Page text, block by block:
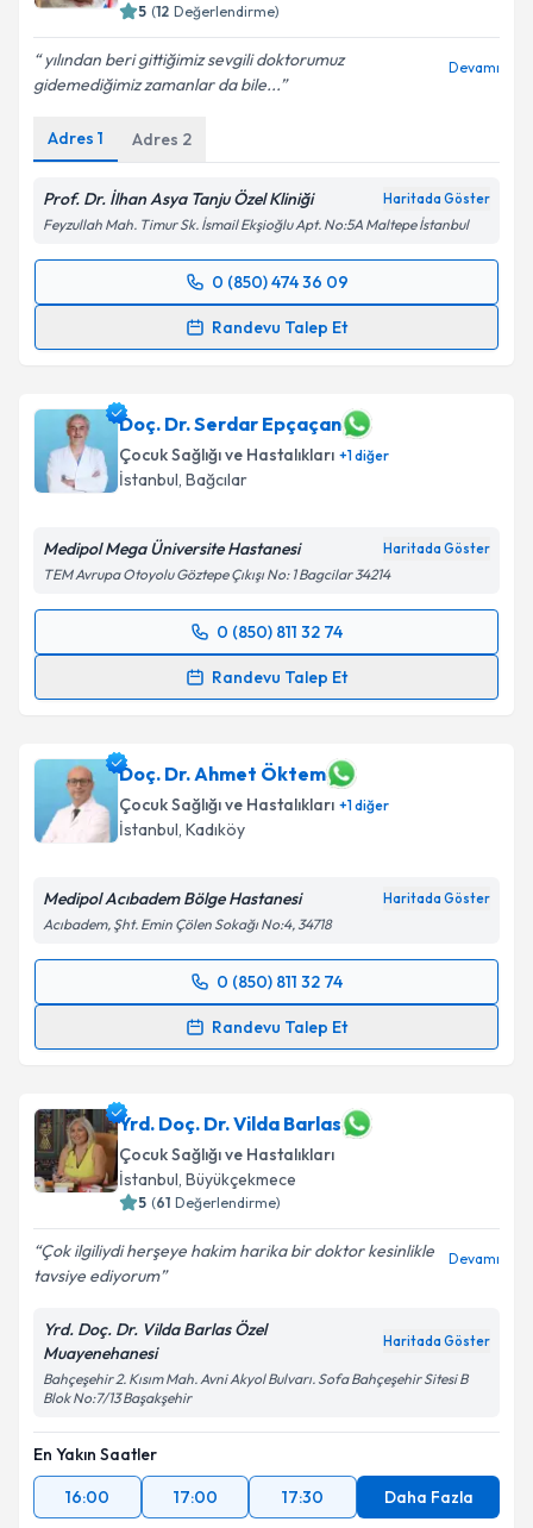
5 (12 Değerlendirme)
yılından beri gittiğimiz sevgili doktorumuz
gidemediğimiz zamanlar da bile...
Devamı
Adres 1 Adres 2
Prof. Dr. İlhan Asya Tanju Özel Kliniği Haritada Göster
Feyzullah Mah. Timur Sk. İsmail Ekşioğlu Apt. No:5A Maltepe İstanbul
0 (850) 474 36 09
Randevu Talep Et
Randevu Takvimi Talebi
takvim hazırlandığında e-posta ile bilgilendireceğiz.
E-posta Adresiniz
Kişisel verilerimin işlenmesine ilişkinAydınlatma
Metni'ni okudum ve kişisel verilerimin belirtilen
kapsamda işlenmesini kabul ediyorum.
Takvim Talebini Gönder
Doç. Dr. Serdar Epçaçan
Çocuk Sağlığı ve Hastalıkları +1diğer
İstanbul, Bağcılar
Medipol Mega Üniversite Hastanesi Haritada Göster
TEM Avrupa Otoyolu Göztepe Çıkışı No: 1 Bagcilar 34214
0 (850) 811 32 74
Randevu Talep Et
Randevu Takvimi Talebi
takvim hazırlandığında e-posta ile bilgilendireceğiz.
E-posta Adresiniz
Kişisel verilerimin işlenmesine ilişkin
Metni'ni okudum ve kişisel verilerimin belirtilen
kapsamda işlenmesini kabul ediyorum.
Takvim Talebini Gönder
Doç. Dr. Ahmet Öktem
Çocuk Sağlığı ve Hastalıkları +1diğer
İstanbul, Kadıköy
Medipol Acıbadem Bölge Hastanesi Haritada Göster
Acıbadem, Şht. Emin Çölen Sokağı No:4, 34718
0 (850) 811 32 74
Randevu Talep Et
Randevu Takvimi Talebi
takvim hazırlandığında e-posta ile bilgilendireceğiz.
E-posta Adresiniz
Kişisel verilerimin işlenmesine ilişkin
kapsamda işlenmesini kabul ediyorum.
Takvim Talebini Gönder
Yrd. Doç. Dr. Vilda Barlas
Çocuk Sağlığı ve Hastalıkları
İstanbul, Büyükçekmece
5 (61 Değerlendirme)
Çok ilgiliydi herşeye hakim harika bir doktor kesinlikle
tavsiye ediyorum
Devamı
Yrd. Doç. Dr. Vilda Barlas Özel
Muayenehanesi
Haritada Göster
Bahçeşehir 2. Kısım Mah. Avni Akyol Bulvarı. Sofa Bahçeşehir Sitesi B
Blok No:7/13 Başakşehir
En Yakın Saatler
16:00
17:00 17:30 Daha Fazla